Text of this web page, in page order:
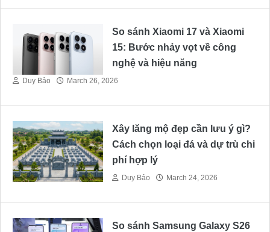
So sánh Xiaomi 17 và Xiaomi
15: Bước nhảy vọt về công
nghệ và hiệu năng
Duy Bảo March 26, 2026
Xây lăng mộ đẹp cần lưu ý gì?
Cách chọn loại đá và dự trù chi
phí hợp lý
Duy Bảo March 24, 2026
So sánh Samsung Galaxy S26